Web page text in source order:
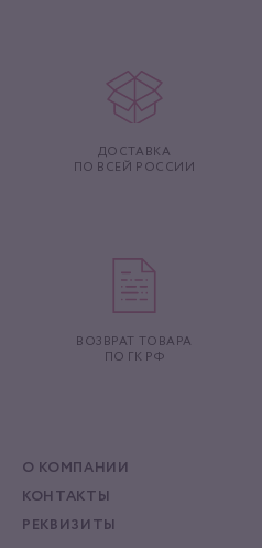
ДОСТАВКА
ПО ВСЕЙ РОССИИ
ВОЗВРАТ ТОВАРА
ПО ГК РФ
О КОМПАНИИ
КОНТАКТЫ
РЕКВИЗИТЫ